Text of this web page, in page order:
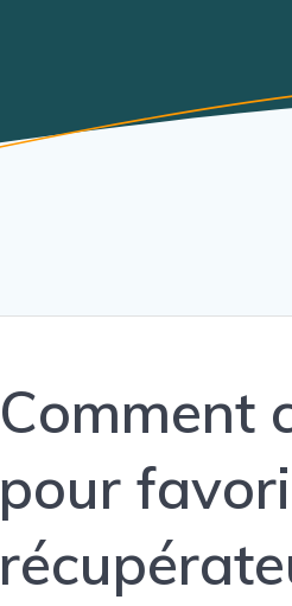
Comment
pour